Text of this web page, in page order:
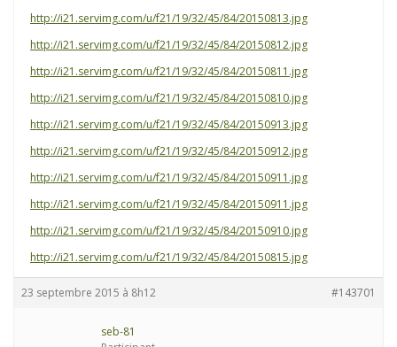
http://i21.servimg.com/u/f21/19/32/45/84/20150813.jpg
http://i21.servimg.com/u/f21/19/32/45/84/20150812.jpg
http://i21.servimg.com/u/f21/19/32/45/84/20150811.jpg
http://i21.servimg.com/u/f21/19/32/45/84/20150810.jpg
http://i21.servimg.com/u/f21/19/32/45/84/20150913.jpg
http://i21.servimg.com/u/f21/19/32/45/84/20150912.jpg
http://i21.servimg.com/u/f21/19/32/45/84/20150911.jpg
http://i21.servimg.com/u/f21/19/32/45/84/20150911.jpg
http://i21.servimg.com/u/f21/19/32/45/84/20150910.jpg
http://i21.servimg.com/u/f21/19/32/45/84/20150815.jpg
23 septembre 2015 à 8h12 #143701
seb-81